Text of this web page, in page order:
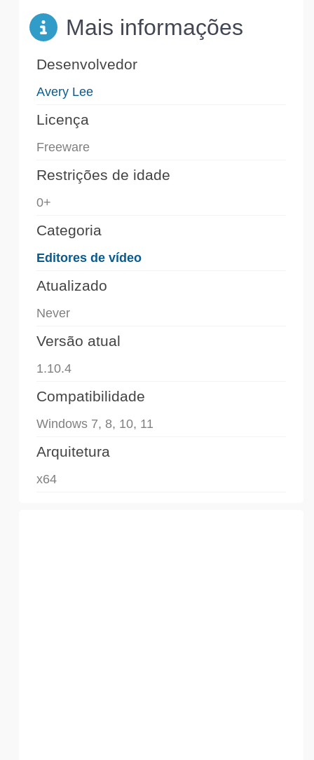
Mais informações
Desenvolvedor
Avery Lee
Licença
Freeware
Restrições de idade
0+
Categoria
Editores de vídeo
Atualizado
Never
Versão atual
1.10.4
Compatibilidade
Windows 7, 8, 10, 11
Arquitetura
x64